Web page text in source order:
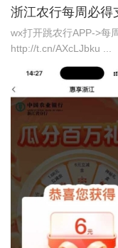
浙江农行每周必得
wx打开跳农行APP->每
http://t.cn/AXcLJbku ...